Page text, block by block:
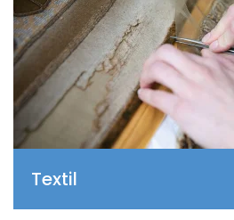
Textil